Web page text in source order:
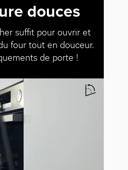
douces
suffit pour ouvrir et
four tout en douceur.
de porte !